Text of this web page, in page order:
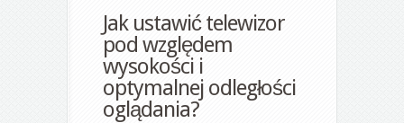
Jak ustawić telewizor
pod względem
wysokości i
optymalnej odległości
oglądania?